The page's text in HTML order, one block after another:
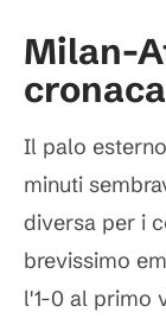
Milan-
cronaca
Il palo
minuti
diversa per i
brevissimo
l'1-0 al primo